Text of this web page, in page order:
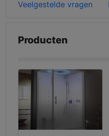
Veelgestelde vragen
Producten